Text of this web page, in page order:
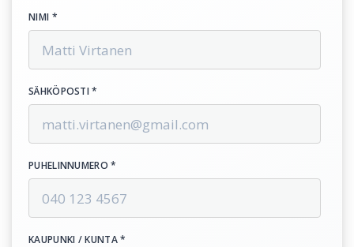
NIMI *
SÄHKÖPOSTI *
PUHELINNUMERO *
KAUPUNKI / KUNTA *